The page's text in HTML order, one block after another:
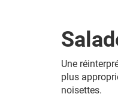
Une
plus
noisettes.